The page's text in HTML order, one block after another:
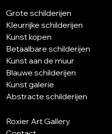
Grote schilderijen
Kleurrijke schilderijen
Kunst kopen
Betaalbare schilderijen
Kunst aan de muur
Blauwe schilderijen
Kunst galerie
Abstracte schilderijen
Roxier Art Gallery